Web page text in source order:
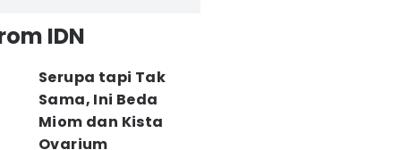
IDN
Serupa tapi Tak
Sama, Ini Beda
Miom dan Kista
Ovarium